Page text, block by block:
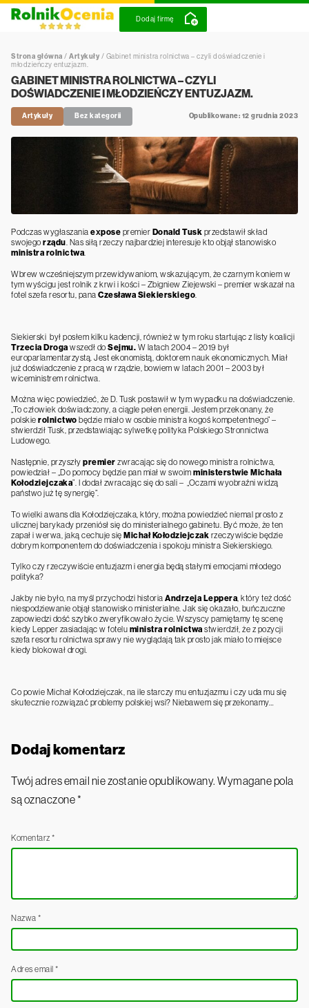
Dodaj firmę
Strona główna / Artykuły / Gabinet ministra rolnictwa – czyli doświadczenie i
młodzieńczy entuzjazm.
GABINET MINISTRA ROLNICTWA – CZYLI
DOŚWIADCZENIE I MŁODZIEŃCZY ENTUZJAZM.
Artykuły Bez kategorii Opublikowane: 12 grudnia 2023
Podczas wygłaszania expose premier Donald Tusk przedstawił skład
swojego rządu. Nas siłą rzeczy najbardziej interesuje kto objął stanowisko
ministra rolnictwa.
Wbrew wcześniejszym przewidywaniom, wskazującym, że czarnym koniem w
tym wyścigu jest rolnik z krwi i kości – Zbigniew Ziejewski – premier wskazał na
fotel szefa resortu, pana Czesława Siekierskiego
Siekierski był posłem kilku kadencji, również w tym roku startując z listy koalicji
Trzecia Droga wszedł do Sejmu. W latach 2004 – 2019 był
europarlamentarzystą. Jest ekonomistą, doktorem nauk ekonomicznych. Miał
już doświadczenie z pracą w rządzie, bowiem w latach 2001 – 2003 był
wiceministrem rolnictwa.
Można więc powiedzieć, że D. Tusk postawił w tym wypadku na doświadczenie.
„To człowiek doświadczony, a ciągle pełen energii. Jestem przekonany, że
polskie rolnictwo będzie miało w osobie ministra kogoś kompetentnego” –
stwierdził Tusk, przedstawiając sylwetkę polityka Polskiego Stronnictwa
Ludowego.
Następnie, przyszły premier zwracając się do nowego ministra rolnictwa,
powiedział – „Do pomocy będzie pan miał w swoim ministerstwie Michała
Kołodziejczaka”. I dodał zwracając się do sali – „Oczami wyobraźni widzą
państwo już tę synergię”.
To wielki awans dla Kołodziejczaka, który, można powiedzieć niemal prosto z
ulicznej barykady przeniósł się do ministerialnego gabinetu. Być może, że ten
zapał i werwa, jaką cechuje się Michał Kołodziejczak rzeczywiście będzie
dobrym komponentem do doświadczenia i spokoju ministra Siekierskiego.
Tylko czy rzeczywiście entuzjazm i energia będą stałymi emocjami młodego
polityka?
Jakby nie było, na myśl przychodzi historia Andrzeja Leppera , który też dość
niespodziewanie objął stanowisko ministerialne. Jak się okazało, buńczuczne
zapowiedzi dość szybko zweryfikowało życie. Wszyscy pamiętamy tę scenę
kiedy Lepper zasiadając w fotelu ministra rolnictwa stwierdził, że z pozycji
szefa resortu rolnictwa sprawy nie wyglądają tak prosto jak miało to miejsce
kiedy blokował drogi.
Co powie Michał Kołodziejczak, na ile starczy mu entuzjazmu i czy uda mu się
skutecznie rozwiązać problemy polskiej wsi? Niebawem się przekonamy…
Dodaj komentarz
Twój adres email nie zostanie opublikowany. Wymagane pola
są oznaczone*
Komentarz *
Nazwa *
Adres email *